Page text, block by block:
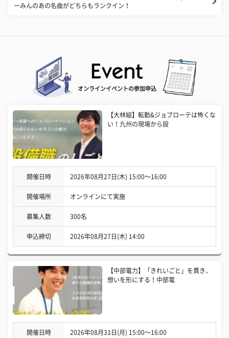
ーみんのあの名曲がどちらもランクイン！
オンラインイベントの参加申込
【大林組】転勤&ジョブローテは怖くな
い！九州の現場から設
開催日時 2026年08月27日(木) 15:00〜16:00
開催場所 オンラインにて実施
募集人数 300名
申込締切 2026年08月27日(木) 14:00
【中部電力】「きれいごと」を貫き、
想いを形にする！中部電
開催日時 2026年08月31日(月) 15:00〜16:00